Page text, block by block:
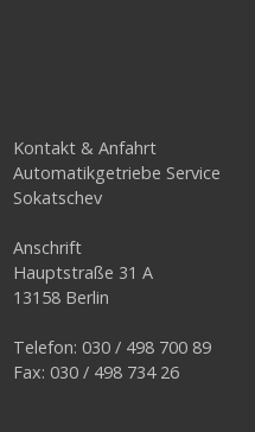
Kontakt & Anfahrt
Automatikgetriebe Service
Sokatschev
Anschrift
Hauptstraße 31 A
13158 Berlin
Telefon: 030 / 498 700 89
Fax: 030 / 498 734 26